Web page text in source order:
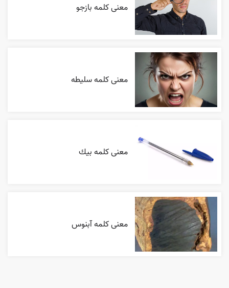
معنی کلمه بازجو
معنی کلمه سلیطه
معنی کلمه بيك
معنی کلمه آبنوس